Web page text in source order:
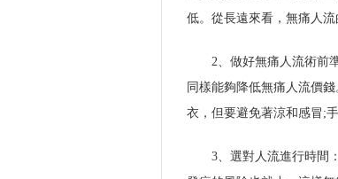
低。從長遠來看，無痛人
2、做好無痛人流術前
同樣能夠降低無痛人流價
衣，但要避免著涼和感冒;
3、選對人流進行時間